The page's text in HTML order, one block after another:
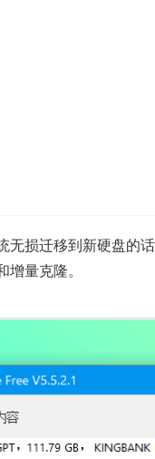
损迁移到新硬盘
量克隆。